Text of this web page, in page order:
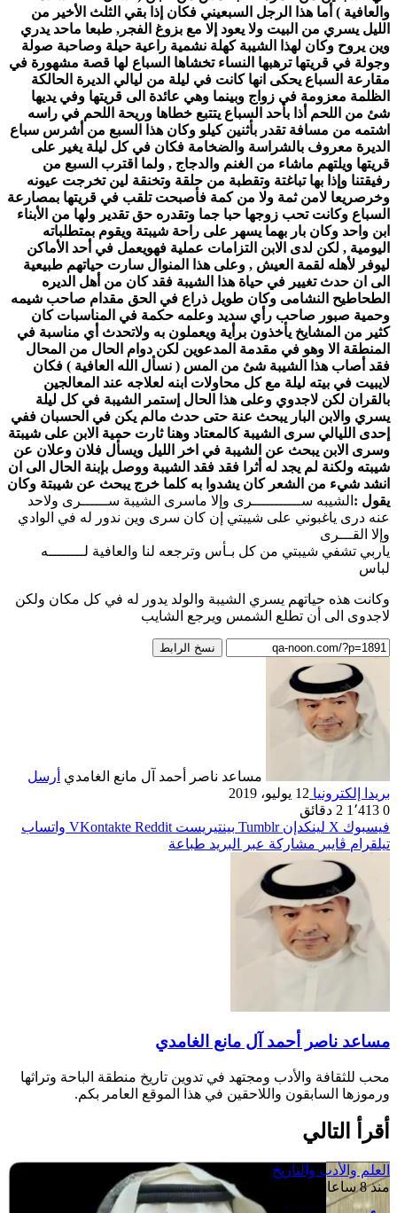
والعافية ) أما هذا الرجل السبعيني فكان إذا بقي الثلث الأخير من
الليل يسري من البيت ولا يعود إلا مع بزوغ الفجر, طبعا ماحد يدري
وين يروح وكان لهذا الشيبة كهلة نشمية راعية حيلة وصاحبة صولة
وجولة في قريتها ترهبها النساء تخشاها السباع لها قصة مشهورة في
مقارعة السباع يحكى انها كانت في ليلة من ليالي الديرة الحالكة
الظلمة معزومة في زواج وبينما وهي عائدة الى قريتها وفي يديها
شئ من اللحم أذا بأحد السباع يتتبع خطاها وريحة اللحم في راسه
اشتمه من مسافة تقدر بأثنين كيلو وكان هذا السبع من أشرس سباع
الديرة معروف بالشراسة والضخامة فكان في كل ليلة يغير على
قريتها ويلتهم ماشاء من الغنم والدجاج , ولما اقترب السبع من
رفيقتنا وإذا بها تباغتة وتقطبة من حلقة وتخنقة لين تخرجت عيونه
وخرصريعا لامن ثمة ولا من كمة فأصبحت تلقب في قريتها بمصارعة
السباع وكانت تحب زوجها حبا جما وتقدره حق تقدير ولها من الأبناء
ابن واحد وكان بار بهما يسهر على راحة شيبتة ويقوم بمتطلباته
اليومية , لكن لدى الابن التزامات عملية فهويعمل في أحد الأماكن
ليوفر لأهله لقمة العيش , وعلى هذا المنوال سارت حياتهم طبيعية
الى ان حدث تغيير في حياة هذا الشيبة فقد كان من أهل الديره
الطحاطيح النشامى وكان طويل ذراع في الحق مقدام صاحب شيمه
وحمية صبور صاحب رأي سديد وعلمه حكمة في المناسبات كان
كثير من المشايخ يأخذون برأية ويعملون به ولاتحدث أي مناسبة في
المنطقة الا وهو في مقدمة المدعوين لكن دوام الحال من المحال
فقد أصاب هذا الشيبة شئ من المس ( نسأل الله العافية ) فكان
لايبيت في بيته ليلة مع كل محاولات ابنه لعلاجه عند المعالجين
بالقران لكن لاجدوي وعلى هذا الحال إستمر الشيبة في كل ليلة
يسري والابن البار يبحث عنة حتى حدث مالم يكن في الحسبان ففي
إحدى الليالي سرى الشيبة كالمعتاد وهنا ثارت حمية الابن على شيبتة
وسرى الابن يبحث عن الشيبة في اخر الليل ويسأل فلان وعلان عن
شيبته ولكنة لم يجد له أثرا فقد فقد الشيبة ووصل بإبنة الحال الى ان
انشد شيء من الشعر كان يشدوا به كلما خرج يبحث عن شيبتة وكان
يقول : الشيبه ســـــــــــرى وإلا ماسرى الشيبة ســــــرى ولاحد
عنه درى ياغبوني على شيبتي إن كان سرى وين ندور له في الوادي
وإلا القـــرى
ياربي تشفي شيبتي من كل بـأس وترجعه لنا والعافية لــــــــه
لباس
وكانت هذه حياتهم يسري الشيبة والولد يدور له في كل مكان ولكن
لاجدوى الى أن تطلع الشمس ويرجع الشايب
نسخ الرابط
مساعد ناصر أحمد آل مانع الغامدي أرسل
بريدا إلكترونيا 12 يوليو، 2019
0
2 دقائق
فيسبوك ‫X لينكدإن بينتيريست
واتساب
تيلقرام ڤايبر مشاركة عبر البريد طباعة
مساعد ناصر أحمد آل مانع الغامدي
محب للثقافة والأدب ومجتهد في تدوين تاريخ منطقة الباحة وتراثها
ورموزها السابقون واللاحقين في هذا الموقع العامر بكم.
أقرأ التالي
العلم والأدب والتاريخ
منذ 8 ساعات